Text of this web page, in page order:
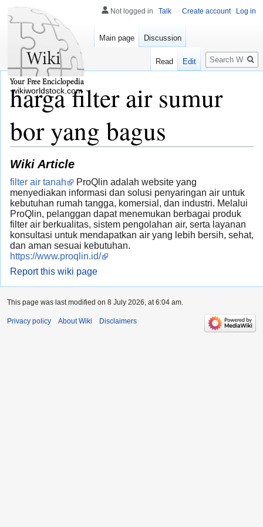
harga filter air sumur
bor yang bagus
Wiki Article
filter air tanah
ProQlin adalah website yang
menyediakan informasi dan solusi penyaringan air untuk
kebutuhan rumah tangga, komersial, dan industri. Melalui
ProQlin, pelanggan dapat menemukan berbagai produk
filter air berkualitas, sistem pengolahan air, serta layanan
konsultasi untuk mendapatkan air yang lebih bersih, sehat,
dan aman sesuai kebutuhan.
https://www.proqlin.id/
Report this wiki page
Not logged in Talk Create account Log in
Main page Discussion
Read Edit
Search
wikiworldstock.com
This page was last modified on 8 July 2026, at 6:04 am.
Privacy policy About Wiki Disclaimers